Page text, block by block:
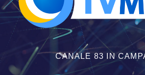
CANALE 83 IN